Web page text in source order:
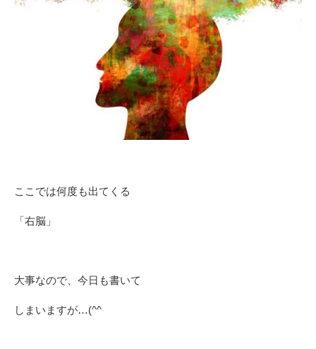
ここでは何度も出てくる
「右脳」
大事なので、今日も書いて
しまいますが…(^^ゞ